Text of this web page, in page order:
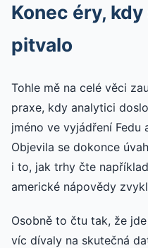
Konec éry,
pitvalo
Tohle mě na celé věci
praxe, kdy analytici
jméno ve vyjádření Fedu
Objevila se dokonce
i to, jak trhy čte
americké nápovědy
Osobně to čtu tak, že
víc dívaly na skutečná